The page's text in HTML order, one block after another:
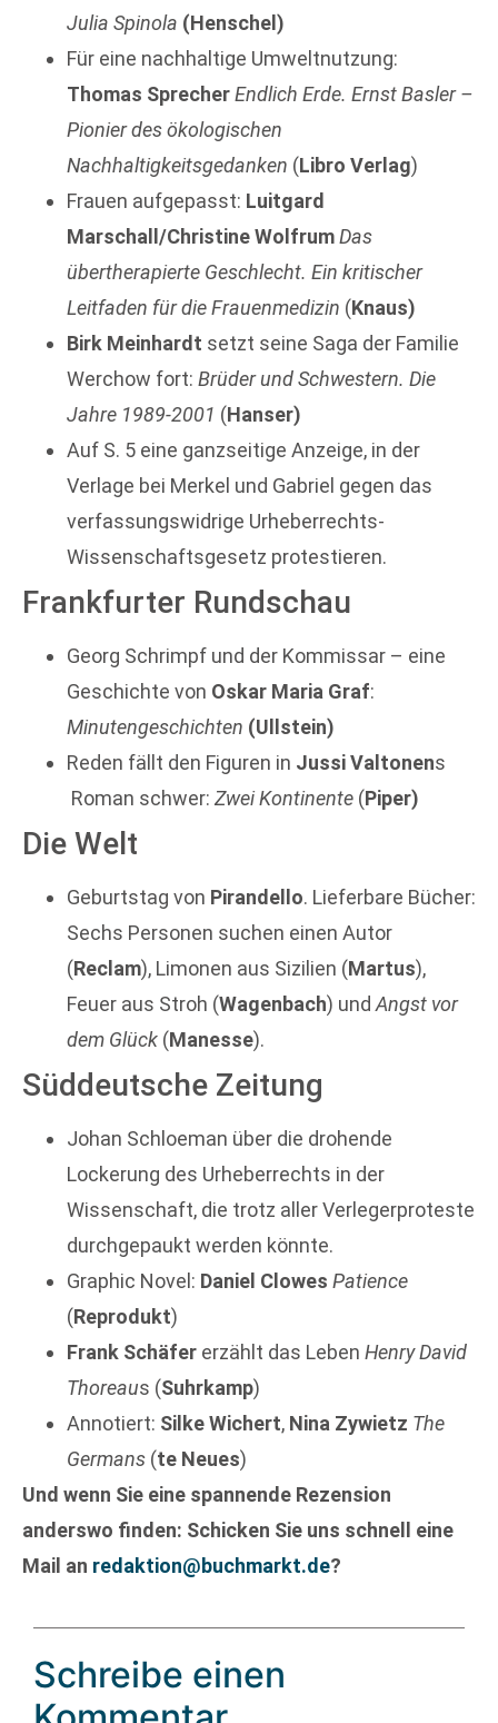
Julia Spinola (Henschel)
Für eine nachhaltige Umweltnutzung:
Thomas SprecherEndlich Erde. Ernst Basler –
Pionier des ökologischen
Nachhaltigkeitsgedanken (Libro Verlag)
Frauen aufgepasst: Luitgard
Marschall/Christine WolfrumDas
übertherapierte Geschlecht. Ein kritischer
Leitfaden für die Frauenmedizin (Knaus)
Birk Meinhardt setzt seine Saga der Familie
Werchow fort: Brüder und Schwestern. Die
Jahre 1989-2001 (Hanser)
Auf S. 5 eine ganzseitige Anzeige, in der
Verlage bei Merkel und Gabriel gegen das
verfassungswidrige Urheberrechts-
Wissenschaftsgesetz protestieren.
Frankfurter Rundschau
Georg Schrimpf und der Kommissar – eine
Geschichte von Oskar Maria Graf:
Minutengeschichten (Ullstein)
Reden fällt den Figuren in Jussi Valtonens
Roman schwer: Zwei Kontinente (Piper)
Die Welt
Geburtstag von Pirandello. Lieferbare Bücher:
Sechs Personen suchen einen Autor
(Reclam), Limonen aus Sizilien (Martus),
Feuer aus Stroh (Wagenbach) und Angst vor
dem Glück (Manesse).
Süddeutsche Zeitung
Johan Schloeman über die drohende
Lockerung des Urheberrechts in der
Wissenschaft, die trotz aller Verlegerproteste
durchgepaukt werden könnte.
Graphic Novel: Daniel Clowes Patience
(Reprodukt)
Frank Schäfer erzählt das Leben Henry David
Thoreaus (Suhrkamp)
Annotiert: SilkeWichert, Nina Zywietz The
Germans (te Neues)
Und wenn Sie eine spannende Rezension
anderswo finden: Schicken Sie uns schnell eine
Mail an redaktion@buchmarkt.de?
Schreibe einen